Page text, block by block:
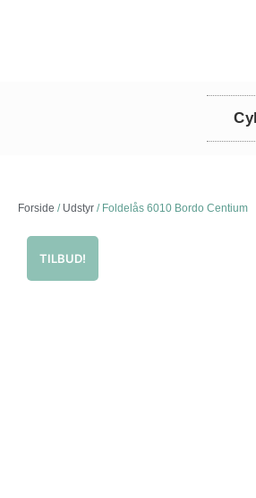
Forside / Udstyr / Foldelås 6010 Bordo Centium
TILBUD!